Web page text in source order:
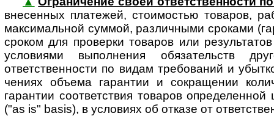
внесенных платежей, стоимостью товаров,
макси­мальной суммой, различными сроками
сроком для проверки товаров или
условиями выполнения обязательств
ответственности по видам требований и
чениях объема гарантии и сокращении
гарантии соответствия товаров
("as is" basis), в условиях об отказе от